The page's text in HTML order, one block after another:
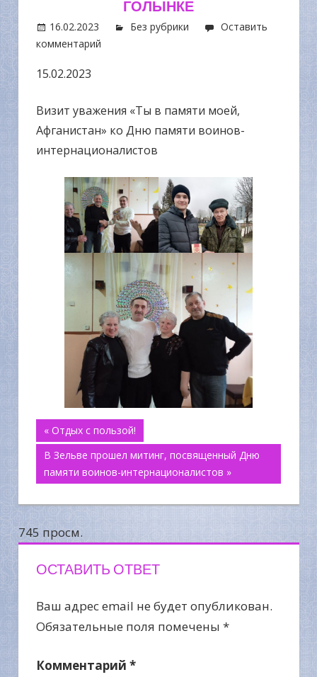
ГОЛЫНКЕ
16.02.2023 Без рубрики
Оставить
комментарий
15.02.2023
Визит уважения «Ты в памяти моей,
Афганистан» ко Дню памяти воинов-
интернационалистов
Навигация
по
« Отдых с пользой!
В Зельве прошел митинг, посвященный Дню
памяти воинов-интернационалистов »
745 просм.
ОСТАВИТЬ ОТВЕТ
Ваш адрес email не будет опубликован.
Обязательные поля помечены *
Комментарий *